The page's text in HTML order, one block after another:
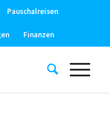
Pauschalreisen
Finanzen